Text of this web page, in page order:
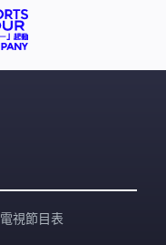
電視節目表